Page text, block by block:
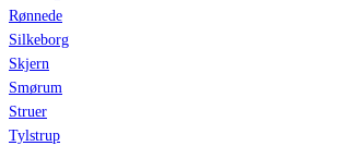
Rønnede
Silkeborg
Skjern
Smørum
Struer
Tylstrup